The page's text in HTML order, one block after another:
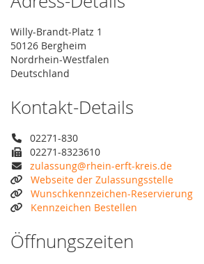
Willy-Brandt-Platz 1
50126 Bergheim
Nordrhein-Westfalen
Deutschland
Kontakt-Details
02271-830
02271-8323610
zulassung@rhein-erft-kreis.de
Webseite der Zulassungsstelle
Wunschkennzeichen-Reservierung
Kennzeichen Bestellen
Öffnungszeiten